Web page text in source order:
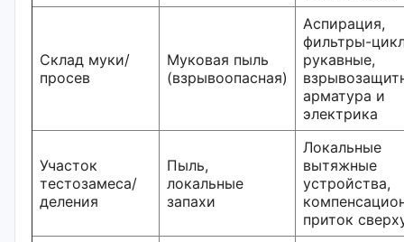
Склад муки/
просев
Муковая пыль
(взрывоопасная)
Аспирация,
фильтры-
рукавные,
арматура и
электрика
Участок
тестозамеса/
деления
Пыль,
локальные
запахи
Локальные
вытяжные
устройства,
приток